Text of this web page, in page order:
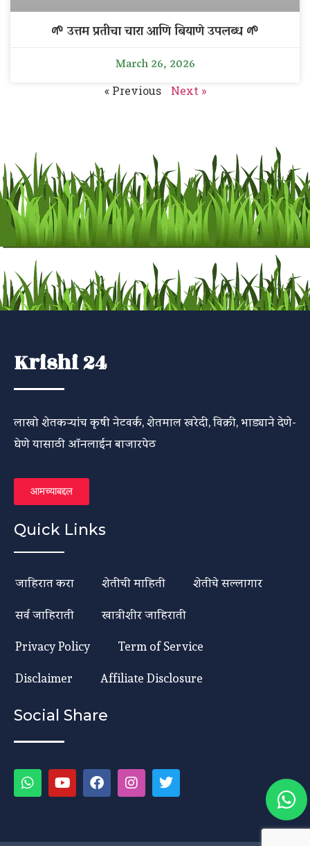
🌱 उत्तम प्रतीचा चारा आणि बियाणे उपलब्ध 🌱
March 26, 2026
« Previous Next »
Krishi 24
लाखो शेतकऱ्यांच कृषी नेटवर्क, शेतमाल खरेदी, विक्री, भाड्याने देणे-
घेणे यासाठी ऑनलाईन बाजारपेठ
आमच्याबद्दल
Quick Links
जाहिरात करा शेतीची माहिती
शेतीचे सल्लागार
सर्व जाहिराती
खात्रीशीर जाहिराती
Privacy Policy
Term of Service
Disclaimer
Affiliate Disclosure
Social Share